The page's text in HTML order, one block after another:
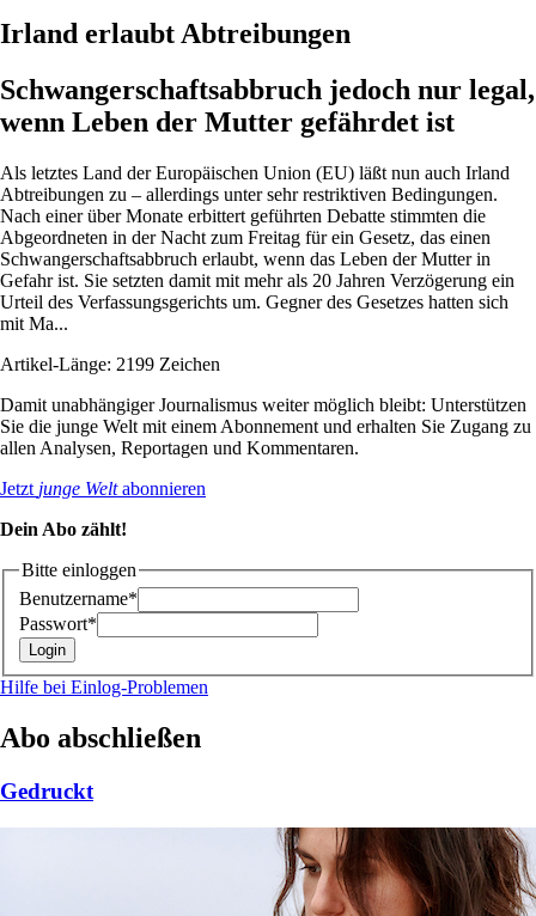
Irland erlaubt Abtreibungen
Schwangerschaftsabbruch jedoch nur legal,
wenn Leben der Mutter gefährdet ist
Als letztes Land der Europäischen Union (EU) läßt nun auch Irland
Abtreibungen zu – allerdings unter sehr restriktiven Bedingungen.
Nach einer über Monate erbittert geführten Debatte stimmten die
Abgeordneten in der Nacht zum Freitag für ein Gesetz, das einen
Schwangerschaftsabbruch erlaubt, wenn das Leben der Mutter in
Gefahr ist. Sie setzten damit mit mehr als 20 Jahren Verzögerung ein
Urteil des Verfassungsgerichts um. Gegner des Gesetzes hatten sich
mit Ma...
Artikel-Länge: 2199 Zeichen
Damit unabhängiger Journalismus weiter möglich bleibt: Unterstützen
Sie die junge Welt mit einem Abonnement und erhalten Sie Zugang zu
allen Analysen, Reportagen und Kommentaren.
Jetzt junge Weltabonnieren
Dein Abo zählt!
Bitte einloggen
Benutzername*
Passwort*
Hilfe bei Einlog-Problemen
Abo abschließen
Gedruckt